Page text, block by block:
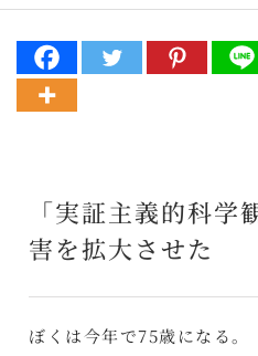
「実証主義的科学
害を拡大させた
ぼくは今年で75歳になる。